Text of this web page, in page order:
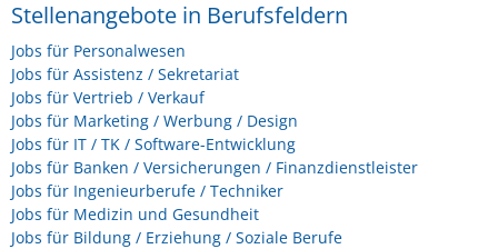
Stellenangebote in Berufsfeldern
Jobs für Personalwesen
Jobs für Assistenz / Sekretariat
Jobs für Vertrieb / Verkauf
Jobs für Marketing / Werbung / Design
Jobs für IT / TK / Software-Entwicklung
Jobs für Banken / Versicherungen / Finanzdienstleister
Jobs für Ingenieurberufe / Techniker
Jobs für Medizin und Gesundheit
Jobs für Bildung / Erziehung / Soziale Berufe